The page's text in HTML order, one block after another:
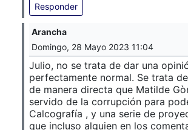
Responder
Arancha
Domingo, 28 Mayo 2023 11:04
Julio, no se trata de dar una
perfectamente normal. Se trata
de manera directa que Matilde
servido de la corrupción para
Calcografía , y una serie de
que incluso alguien en los